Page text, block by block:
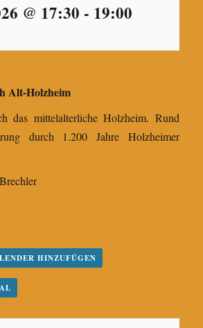
@ 17:30 - 19:00
Alt-Holzheim
das mittelalterliche Holzheim. Rund
durch 1.200 Jahre Holzheimer
HINZUFÜGEN